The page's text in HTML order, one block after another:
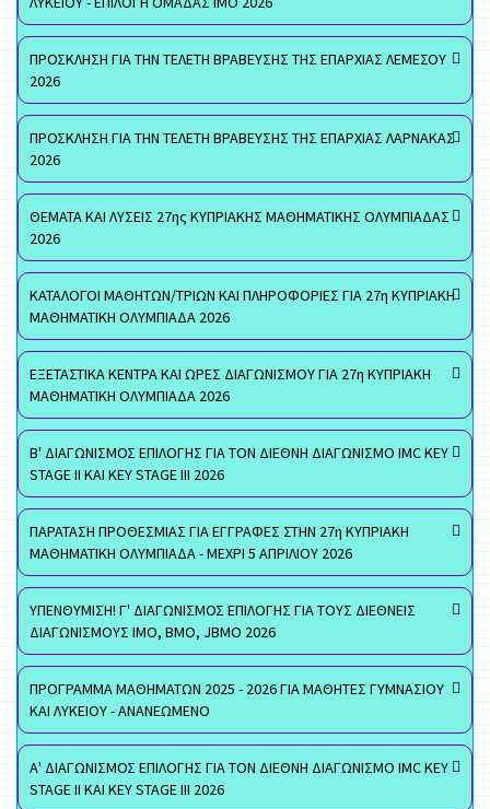
ΠΡΟΣΚΛΗΣΗ ΓΙΑ ΤΗΝ ΤΕΛΕΤΗ ΒΡΑΒΕΥΣΗΣ ΤΗΣ ΕΠΑΡΧΙΑΣ ΛΕΜΕΣΟΥ
2026
ΠΡΟΣΚΛΗΣΗ ΓΙΑ ΤΗΝ ΤΕΛΕΤΗ ΒΡΑΒΕΥΣΗΣ ΤΗΣ ΕΠΑΡΧΙΑΣ ΛΑΡΝΑΚΑΣ
2026
ΘΕΜΑΤΑ ΚΑΙ ΛΥΣΕΙΣ 27ης ΚΥΠΡΙΑΚΗΣ ΜΑΘΗΜΑΤΙΚΗΣ ΟΛΥΜΠΙΑΔΑΣ
2026
ΚΑΤΑΛΟΓΟΙ ΜΑΘΗΤΩΝ/ΤΡΙΩΝ ΚΑΙ ΠΛΗΡΟΦΟΡΙΕΣ ΓΙΑ 27η ΚΥΠΡΙΑΚΗ
ΜΑΘΗΜΑΤΙΚΗ ΟΛΥΜΠΙΑΔΑ 2026
ΕΞΕΤΑΣΤΙΚΑ ΚΕΝΤΡΑ ΚΑΙ ΩΡΕΣ ΔΙΑΓΩΝΙΣΜΟΥ ΓΙΑ 27η ΚΥΠΡΙΑΚΗ
ΜΑΘΗΜΑΤΙΚΗ ΟΛΥΜΠΙΑΔΑ 2026
Β' ΔΙΑΓΩΝΙΣΜΟΣ ΕΠΙΛΟΓΗΣ ΓΙΑ ΤΟΝ ΔΙΕΘΝΗ ΔΙΑΓΩΝΙΣΜΟ IMC KEY
STAGE II ΚΑΙ KEY STAGE III 2026
ΠΑΡΑΤΑΣΗ ΠΡΟΘΕΣΜΙΑΣ ΓΙΑ ΕΓΓΡΑΦΕΣ ΣΤΗΝ 27η ΚΥΠΡΙΑΚΗ
ΜΑΘΗΜΑΤΙΚΗ ΟΛΥΜΠΙΑΔΑ - ΜΕΧΡΙ 5 ΑΠΡΙΛΙΟΥ 2026
ΥΠΕΝΘΥΜΙΣΗ! Γ' ΔΙΑΓΩΝΙΣΜΟΣ ΕΠΙΛΟΓΗΣ ΓΙΑ ΤΟΥΣ ΔΙΕΘΝΕΙΣ
ΔΙΑΓΩΝΙΣΜΟΥΣ ΙΜΟ, ΒΜΟ, JBMO 2026
ΠΡΟΓΡΑΜΜΑ ΜΑΘΗΜΑΤΩΝ 2025 - 2026 ΓΙΑ ΜΑΘΗΤΕΣ ΓΥΜΝΑΣΙΟΥ
ΚΑΙ ΛΥΚΕΙΟΥ - ΑΝΑΝΕΩΜΕΝΟ
Α' ΔΙΑΓΩΝΙΣΜΟΣ ΕΠΙΛΟΓΗΣ ΓΙΑ ΤΟΝ ΔΙΕΘΝΗ ΔΙΑΓΩΝΙΣΜΟ IMC KEY
STAGE II ΚΑΙ KEY STAGE III 2026